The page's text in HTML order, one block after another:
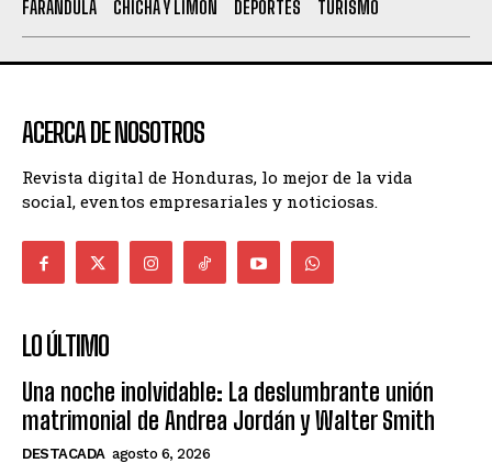
FARANDULA
CHICHA Y LIMÓN DEPORTES TURISMO
ACERCA DE NOSOTROS
Revista digital de Honduras, lo mejor de la vida
social, eventos empresariales y noticiosas.
LO ÚLTIMO
Una noche inolvidable: La deslumbrante unión
matrimonial de Andrea Jordán y Walter Smith
DESTACADA agosto 6, 2026